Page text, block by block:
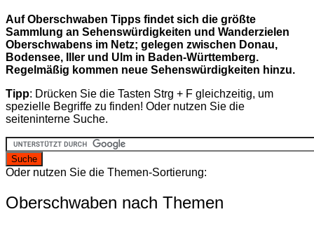
Auf Oberschwaben Tipps findet sich die größte
Sammlung an Sehenswürdigkeiten und Wanderzielen
Oberschwabens im Netz; gelegen zwischen Donau,
Bodensee, Iller und Ulm in Baden-Württemberg.
Regelmäßig kommen neue Sehenswürdigkeiten hinzu.
Tipp: Drücken Sie die Tasten Strg + F gleichzeitig, um
spezielle Begriffe zu finden! Oder nutzen Sie die
seiteninterne Suche.
Oder nutzen Sie die Themen-Sortierung:
Oberschwaben nach Themen